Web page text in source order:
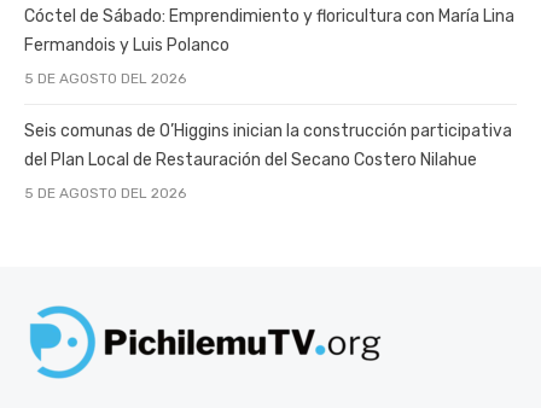
Cóctel de Sábado: Emprendimiento y floricultura con María Lina
Fermandois y Luis Polanco
5 DE AGOSTO DEL 2026
Seis comunas de O’Higgins inician la construcción participativa
del Plan Local de Restauración del Secano Costero Nilahue
5 DE AGOSTO DEL 2026